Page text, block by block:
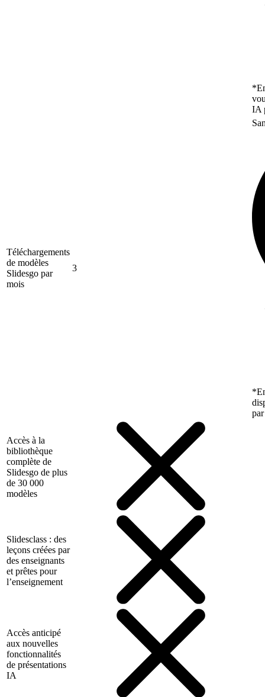
IA
Téléchargements
de modèles
Slidesgo par
mois
3
Accès à la
bibliothèque
complète de
Slidesgo de plus
de 30 000
modèles
Slidesclass : des
leçons créées par
des enseignants
et prêtes pour
l’enseignement
Accès anticipé
aux nouvelles
fonctionnalités
de présentations
IA